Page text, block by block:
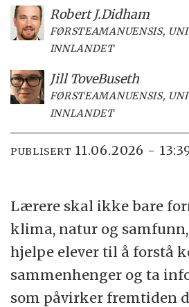
Robert J.Didham
FØRSTEAMANUENSIS,
INNLANDET
Jill ToveBuseth
FØRSTEAMANUENSIS,
INNLANDET
PUBLISERT 11.06.2026 -
Lærere skal ikke bare
klima, natur og samfunn,
hjelpe elever til å forstå
sammenhenger og ta
som påvirker fremtiden